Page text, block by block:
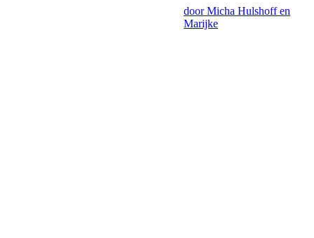
door Micha Hulshoff en
Marijke